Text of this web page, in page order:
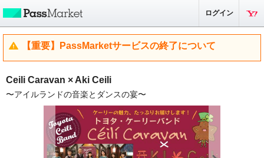
ログイン
【重要】PassMarketサービスの終了について
Ceili Caravan × Aki Ceili
〜アイルランドの音楽とダンスの宴〜